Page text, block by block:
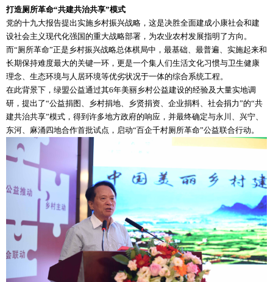
打造厕所革命“共建共治共享”模式
党的十九大报告提出实施乡村振兴战略，这是决胜全面建成小康社会和建
设社会主义现代化强国的重大战略部署，为农业农村发展指明了方向。
而“厕所革命”正是乡村振兴战略总体棋局中，最基础、最普遍、实施起来和
长期保持难度最大的关键一环，更是一个集人们生活文化习惯与卫生健康
理念、生态环境与人居环境等优劣状况于一体的综合系统工程。
在此背景下，绿盟公益通过其6年美丽乡村公益建设的经验及大量实地调
研，提出了“公益捐图、乡村捐地、乡贤捐资、企业捐料、社会捐力”的“共
建共治共享”模式，得到许多地方政府的响应，并最终确定与永川、兴宁、
东河、麻涌四地合作首批试点，启动“百企千村厕所革命”公益联合行动。